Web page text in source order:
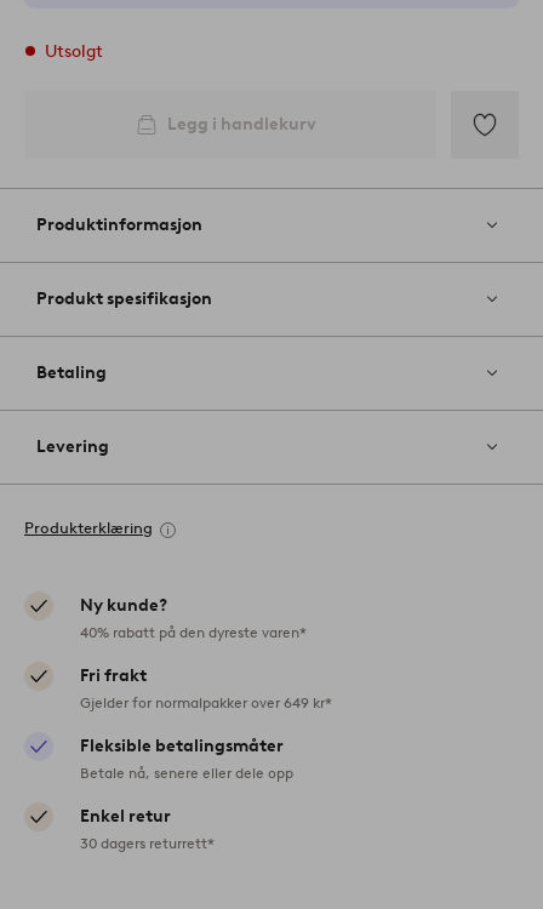
Utsolgt
Legg i handlekurv
til
Produktinformasjon
Produkt spesifikasjon
Betaling
Levering
Produkterklæring
Ny kunde?
40% rabatt på den dyreste varen*
Fri frakt
Gjelder for normalpakker over 649 kr*
Fleksible betalingsmåter
Betale nå, senere eller dele opp
Enkel retur
30 dagers returrett*